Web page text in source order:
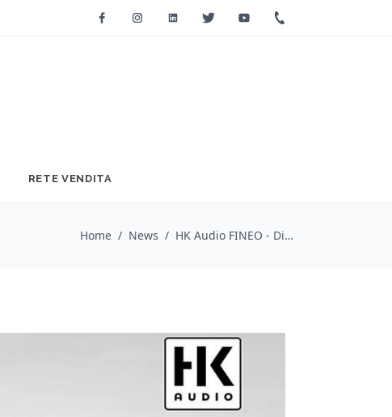
FacebookInstagramLinkedinTwitter Youtube
RETE VENDITA
Home / News / HK Audio FINEO - Diffusori da installazione